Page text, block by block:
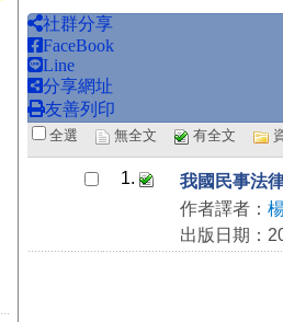
社群分享
FaceBook
Line
分享網址
友善列印
全選 無全文 有全文
1.
我國民事法
作者譯者：
出版日期：